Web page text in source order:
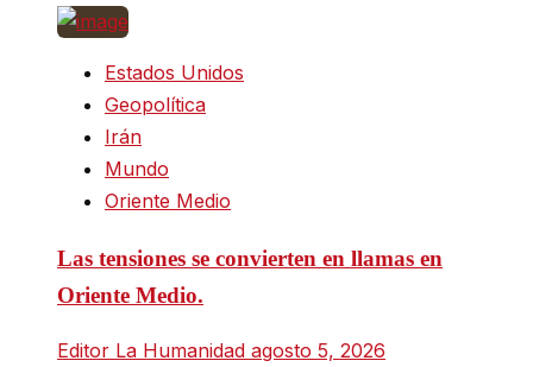
Estados Unidos
Geopolítica
Irán
Mundo
Oriente Medio
Las tensiones se convierten en llamas en
Oriente Medio.
Editor La Humanidad agosto 5, 2026